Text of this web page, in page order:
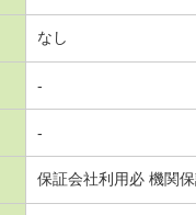
なし
-
-
保証会社利用必 機関